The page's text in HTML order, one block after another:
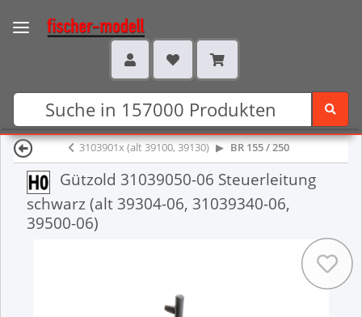
3103901x (alt 39100, 39130) BR 155 / 250
Gützold 31039050-06 Steuerleitung
schwarz (alt 39304-06, 31039340-06,
39500-06)